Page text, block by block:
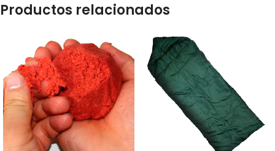
Productos relacionados